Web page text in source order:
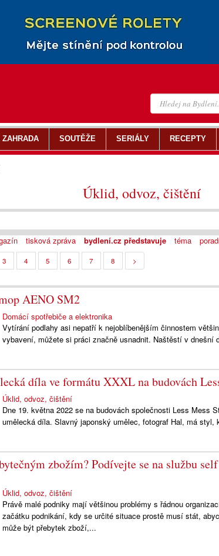
Úklid, odvoz, čištění
tisková zpráva bydlení.cz představuje téma
3 4 5 6 7 8 >
AENO SM2
Domácí spotřebiče a elektronika
Vytírání podlahy asi nepatří k nejoblíbenějším činnostem
vybavení, můžete si práci značně usnadnit. Naštěstí v dnešní
díla ve formátu XXXL na budovách
Úklid, odvoz, čištění
Dne 19. května 2022 se na budovách společnosti Less Mess
umělecká díla. Slavný japonský umělec, fotograf Hal, má styl,
zbožím? Podívejte se na službu
Úklid, odvoz, čištění
Právě malé podniky mají většinou problémy s řádnou
začátku podnikání, kdy se určité situace prostě musí stát,
může být přebytek zboží,...
ZAHRADA SOUTĚŽE SERIÁLY RECEPTY